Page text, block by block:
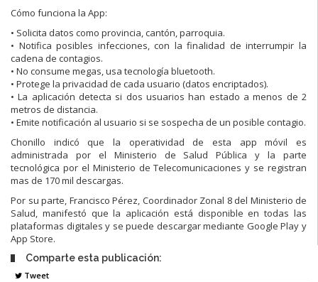
Cómo funciona la App:
• Solicita datos como provincia, cantón, parroquia.
• Notifica posibles infecciones, con la finalidad de interrumpir la
cadena de contagios.
• No consume megas, usa tecnología bluetooth.
• Protege la privacidad de cada usuario (datos encriptados).
• La aplicación detecta si dos usuarios han estado a menos de 2
metros de distancia.
• Emite notificación al usuario si se sospecha de un posible contagio.
Chonillo indicó que la operatividad de esta app móvil es
administrada por el Ministerio de Salud Pública y la parte
tecnológica por el Ministerio de Telecomunicaciones y se registran
mas de 170 mil descargas.
Por su parte, Francisco Pérez, Coordinador Zonal 8 del Ministerio de
Salud, manifestó que la aplicación está disponible en todas las
plataformas digitales y se puede descargar mediante Google Play y
App Store.
Comparte esta publicación:
Tweet